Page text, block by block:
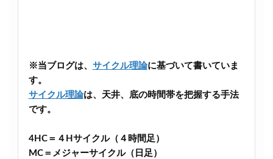
※当ブログは、 サイクル理論に基づいて書いていま
す。
サイクル理論は、天井、底の時間帯を把握する手法
です。
4HC＝４Hサイクル（４時間足）
MC＝メジャーサイクル（日足）